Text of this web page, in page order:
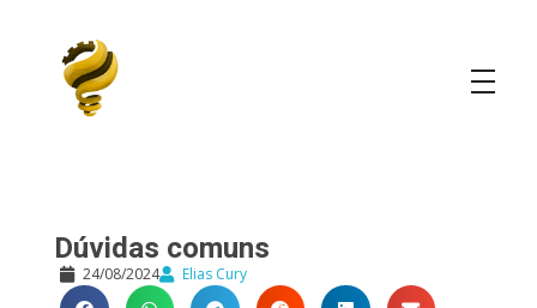
Dúvidas comuns
24/08/2024 Elias Cury